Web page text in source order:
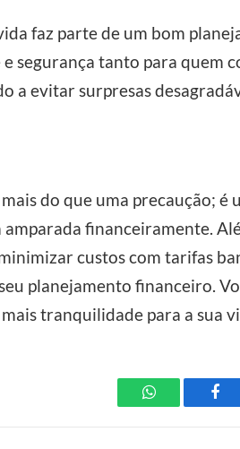
faz parte de um bom
segurança tanto para quem
a evitar surpresas
do que uma precaução;
financeiramente.
custos com tarifas
planejamento financeiro.
tranquilidade para a sua
WhatsApp